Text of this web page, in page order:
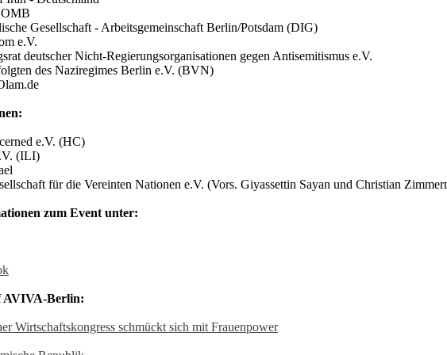
Gesellschaft - Arbeitsgemeinschaft Berlin/Potsdam (DIG)
e.V.
deutscher Nicht-Regierungsorganisationen gegen Antisemitismus e.V.
des Naziregimes Berlin e.V. (BVN)
e.V. (HC)
(ILI)
für die Vereinten Nationen e.V. (Vors. Giyassettin Sayan und Christian
zum Event unter:
AVIVA-Berlin:
Wirtschaftskongress schmückt sich mit Frauenpower